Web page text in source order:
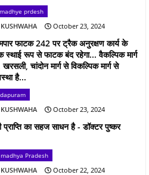
prdesh
October 23, 2024
फाटक 242 पर ट्रैक अनुरक्षण कार्य के
स्थाई रूप से फाटक बंद रहेगा... वैकल्पिक मार्ग
चांदोन मार्ग से विकल्पिक मार्ग से
है...
October 23, 2024
प्राप्ति का सहज साधन है - डॉक्टर पुष्कर
Pradesh
October 22, 2024